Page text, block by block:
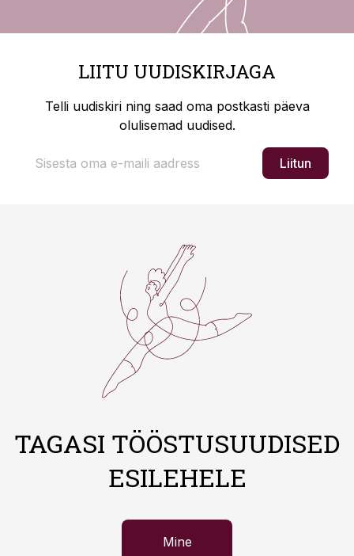
LIITU UUDISKIRJAGA
Telli uudiskiri ning saad oma postkasti päeva
olulisemad uudised.
Liitun
TAGASI TÖÖSTUSUUDISED
ESILEHELE
Mine